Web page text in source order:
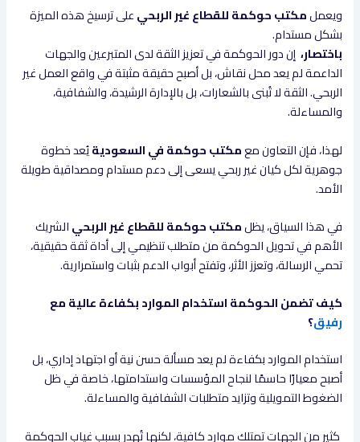
ويعملمكتب حوكمة للقطاع غير الربحيعلى ترسيخ هذه الميزة
بشكل مستدام.
باختصار، إن دور الحوكمة في تعزيز الثقة لدى المتبرعين والجهات
الداعمة لم يعد محل نقاش، بل أصبح حقيقة مثبتة في واقع العمل غير
الربحي. الثقة لا تُبنى بالشعارات، بل بالإدارة الرشيدة، والشفافية،
والمساءلة.
لهذا، فإن التعاون معمكتب حوكمة في السعوديةيُعد خطوة
جوهرية لكل كيان غير ربحي يسعى إلى دعم مستدام ومصداقية طويلة
الأمد.
في هذا السياق، يظلمكتب حوكمة للقطاع غير الربحيالشريك
الأهم في تحويل الحوكمة من متطلب تنظيمي إلى أداة ثقة حقيقية،
تحمي الرسالة، وتعزز الأثر، وتفتح أبواب الدعم بثبات واستمرارية.
كيف تضمن الحوكمة استخدام الموارد بكفاءة عالية مع
رفيق؟
استخدام الموارد بكفاءة لم يعد مسألة حسن نية أو اجتهاد إداري، بل
أصبح معيارًا حاسمًا لنجاح المؤسسات واستدامتها، خاصة في ظل
الضغوط التمويلية وتزايد متطلبات الشفافية والمساءلة.
كثير من الجهات تمتلك موارد كافية، لكنها تُهدر بسبب غياب الحوكمة